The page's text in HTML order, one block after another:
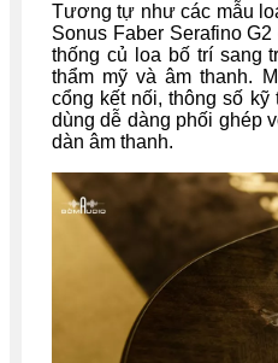
Tương tự như các mẫu
Sonus Faber Serafino
thống củ loa bố trí sang
thẩm mỹ và âm thanh.
cổng kết nối, thông số
dùng dễ dàng phối ghép
dàn âm thanh.